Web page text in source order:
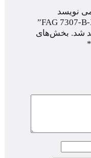
نویسد
شد. بخش‌های
*